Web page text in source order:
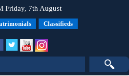
Friday, 7th August
Classifieds